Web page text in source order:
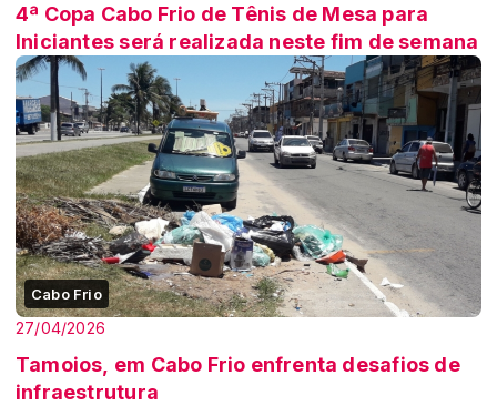
4ª Copa Cabo Frio de Tênis de Mesa para
Iniciantes será realizada neste fim de semana
Cabo Frio
27/04/2026
Tamoios, em Cabo Frio enfrenta desafios de
infraestrutura